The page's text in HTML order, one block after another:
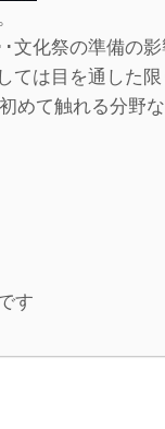
文化祭の準備の
ては目を通した
て触れる分野な
す